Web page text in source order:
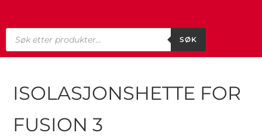
SØK
ISOLASJONSHETTE FOR
FUSION 3